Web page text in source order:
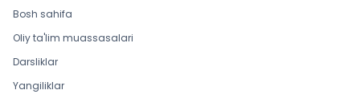
Bosh sahifa
Oliy ta'lim muassasalari
Darsliklar
Yangiliklar